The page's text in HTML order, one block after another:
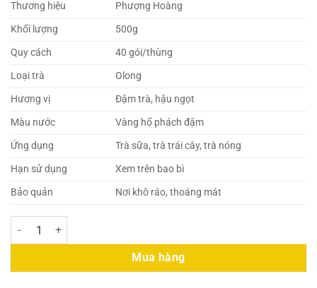
Thương hiệu
Phượng Hoàng
Khối lượng
500g
Quy cách
40 gói/thùng
Loại trà
Olong
Hương vị
Đậm trà, hậu ngọt
Màu nước
Vàng hổ phách đậm
Ứng dụng
Trà sữa, trà trái cây, trà nóng
Hạn sử dụng
Xem trên bao bì
Bảo quản
Nơi khô ráo, thoáng mát
Trà Olong Đậm Vị Phượng Hoàng 500g (40 Gói/Thùng) số lượng
Mua hàng